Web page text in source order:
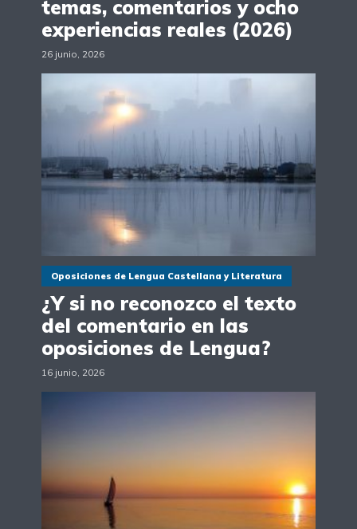
temas, comentarios y ocho
experiencias reales (2026)
26 junio, 2026
Oposiciones de Lengua Castellana y Literatura
¿Y si no reconozco el texto
del comentario en las
oposiciones de Lengua?
16 junio, 2026